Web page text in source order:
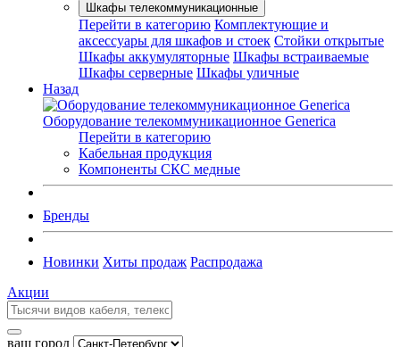
Шкафы телекоммуникационные
Перейти в категорию Комплектующие и
аксессуары для шкафов и стоек Стойки открытые
Шкафы аккумуляторные Шкафы встраиваемые
Шкафы серверные Шкафы уличные
Назад
Оборудование телекоммуникационное Generica
Перейти в категорию
Кабельная продукция
Компоненты СКС медные
Бренды
Новинки Хиты продаж Распродажа
Акции
ваш город